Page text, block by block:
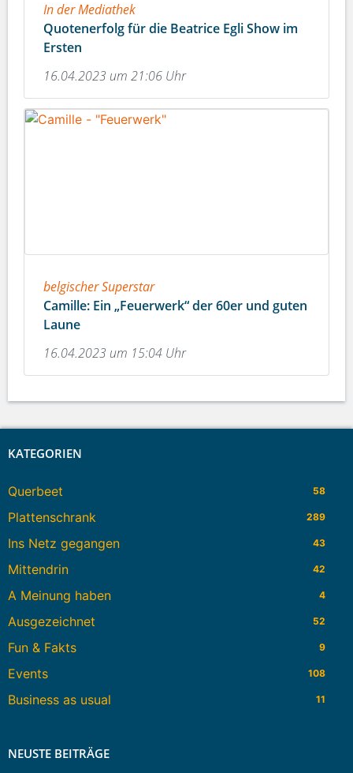
In der Mediathek
Quotenerfolg für die Beatrice Egli Show im
Ersten
16.04.2023 um 21:06 Uhr
belgischer Superstar
Camille: Ein „Feuerwerk“ der 60er und guten
Laune
16.04.2023 um 15:04 Uhr
KATEGORIEN
Querbeet 58
Plattenschrank 289
Ins Netz gegangen 43
Mittendrin 42
A Meinung haben 4
Ausgezeichnet 52
Fun & Fakts 9
Events 108
Business as usual 11
NEUSTE BEITRÄGE